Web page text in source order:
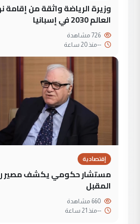
وزيرة الرياضة واثقة من
العالم 2030 في إسبانيا
--منذ 20 ساعة
إقتصادية
مستشار حكومي يكشف مصير
المقبل
--منذ 21 ساعة